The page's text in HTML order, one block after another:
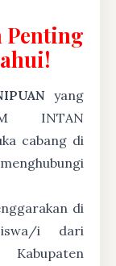
Penting
yang
INTAN
cabang di
di
i dari
Kabupaten